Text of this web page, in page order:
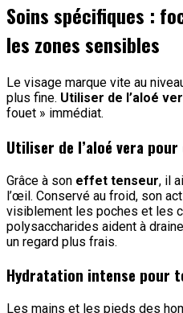
Soins spécifiques :
les zones sensibles
Le visage marque vite au
plus fine. Utiliser de l’aloé
fouet » immédiat.
Utiliser de l’aloé vera
Grâce à son effet tenseur, il
l’œil. Conservé au froid, son
visiblement les poches et les
polysaccharides aident à
un regard plus frais.
Hydratation intense pour
Les mains et les pieds des